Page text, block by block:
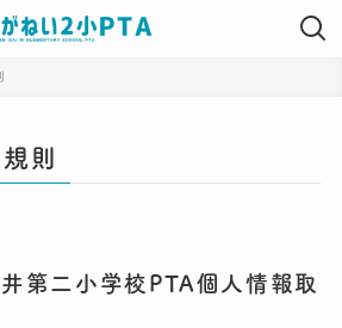
則
第二小学校PTA個人情報取